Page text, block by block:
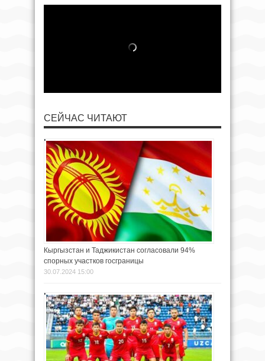
СЕЙЧАС ЧИТАЮТ
Кыргызстан и Таджикистан согласовали 94%
спорных участков госграницы
30.07.2024 15:00